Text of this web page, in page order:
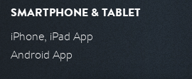
SMARTPHONE & TABLET
iPhone, iPad App
Android App